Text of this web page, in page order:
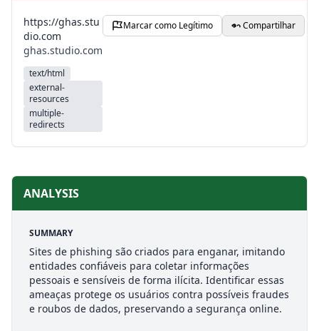
https://ghas.stu
dio.com
ghas.studio.com
text/html
external-
resources
multiple-
redirects
Marcar como Legítimo Compartilhar
ANALYSIS
SUMMARY
Sites de phishing são criados para enganar, imitando
entidades confiáveis para coletar informações
pessoais e sensíveis de forma ilícita. Identificar essas
ameaças protege os usuários contra possíveis fraudes
e roubos de dados, preservando a segurança online.